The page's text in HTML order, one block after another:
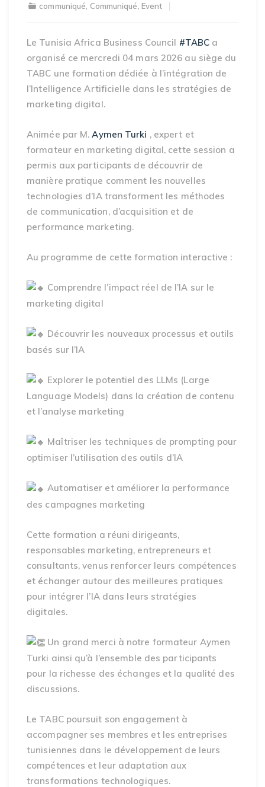
communiqué Communiqué Event
Le Tunisia Africa Business Council #TABC a
organisé ce mercredi 04 mars 2026 au siège du
TABC une formation dédiée à l’intégration de
l’Intelligence Artificielle dans les stratégies de
marketing digital.
Animée par M.Aymen Turki , expert et
formateur en marketing digital, cette session a
permis aux participants de découvrir de
manière pratique comment les nouvelles
technologies d’IA transforment les méthodes
de communication, d’acquisition et de
performance marketing.
Au programme de cette formation interactive :
Comprendre l’impact réel de l’IA sur le
marketing digital
Découvrir les nouveaux processus et outils
basés sur l’IA
Explorer le potentiel des LLMs (Large
Language Models) dans la création de contenu
et l’analyse marketing
Maîtriser les techniques de prompting pour
optimiser l’utilisation des outils d’IA
Automatiser et améliorer la performance
des campagnes marketing
Cette formation a réuni dirigeants,
responsables marketing, entrepreneurs et
consultants, venus renforcer leurs compétences
et échanger autour des meilleures pratiques
pour intégrer l’IA dans leurs stratégies
digitales.
Un grand merci à notre formateur Aymen
Turki ainsi qu’à l’ensemble des participants
pour la richesse des échanges et la qualité des
discussions.
Le TABC poursuit son engagement à
accompagner ses membres et les entreprises
tunisiennes dans le développement de leurs
compétences et leur adaptation aux
transformations technologiques.